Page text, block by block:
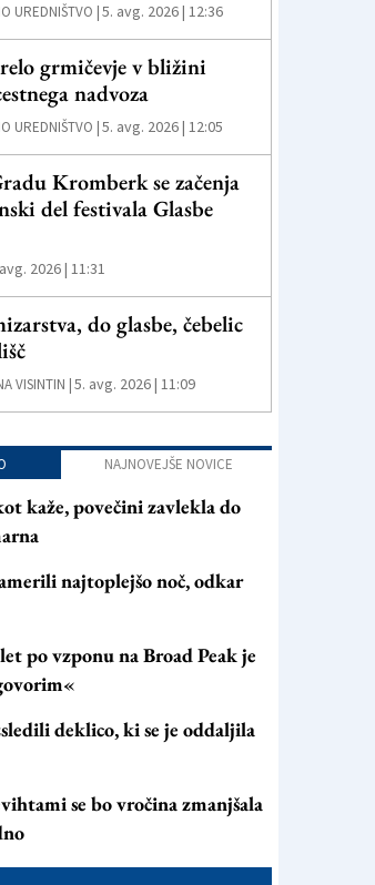
UREDNIŠTVO |5. avg. 2026 | 12:36
grmičevje v bližini
nadvoza
UREDNIŠTVO |5. avg. 2026 | 12:05
Kromberk se začenja
del festivala Glasbe
2026 | 11:31
do glasbe, čebelic
VISINTIN |5. avg. 2026 | 11:09
NAJNOVEJŠE NOVICE
kaže, povečini zavlekla do
najtoplejšo noč, odkar
po vzponu na Broad Peak je
deklico, ki se je oddaljila
se bo vročina zmanjšala